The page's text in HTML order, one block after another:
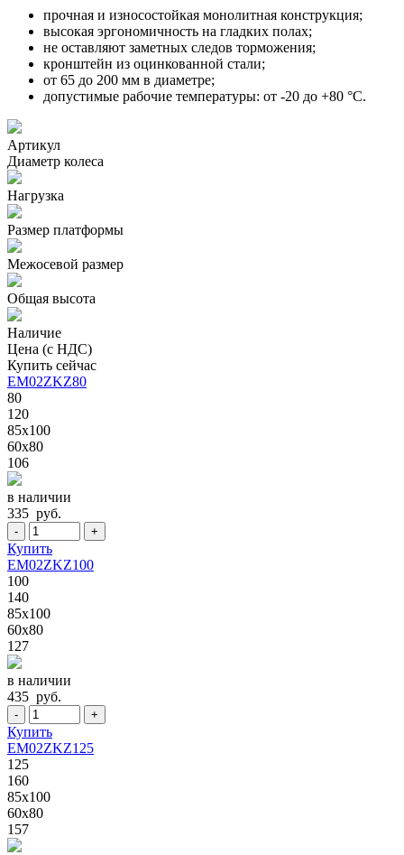
прочная и износостойкая монолитная конструкция;
высокая эргономичность на гладких полах;
не оставляют заметных следов торможения;
кронштейн из оцинкованной стали;
от 65 до 200 мм в диаметре;
допустимые рабочие температуры: от -20 до +80 °С.
Артикул
Диаметр колеса
Нагрузка
Размер платформы
Межосевой размер
Общая высота
Наличие
Цена (с НДС)
Купить сейчас
EM02ZKZ80
80
120
85x100
60x80
106
в наличии
335 руб.
- +
Купить
EM02ZKZ100
100
140
85x100
60x80
127
в наличии
435 руб.
- +
Купить
EM02ZKZ125
125
160
85x100
60x80
157